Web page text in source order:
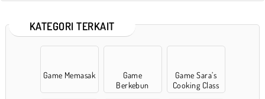
KATEGORI TERKAIT
Game Memasak
Game
Berkebun
Game Sara’s
Cooking Class